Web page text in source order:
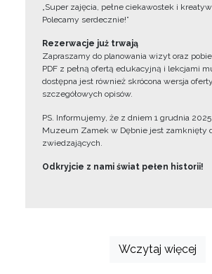
„Super zajęcia, pełne ciekawostek i
Polecamy serdecznie!”
Rezerwacje już trwają
Zapraszamy do planowania wizyt oraz
PDF z pełną ofertą edukacyjną i lekcjami
dostępna jest również skrócona wersja
szczegółowych opisów.
PS. Informujemy, że z dniem 1 grudnia 2025
Muzeum Zamek w Dębnie jest zamknięty
zwiedzających.
Odkryjcie z nami świat pełen historii!
Wczytaj więcej